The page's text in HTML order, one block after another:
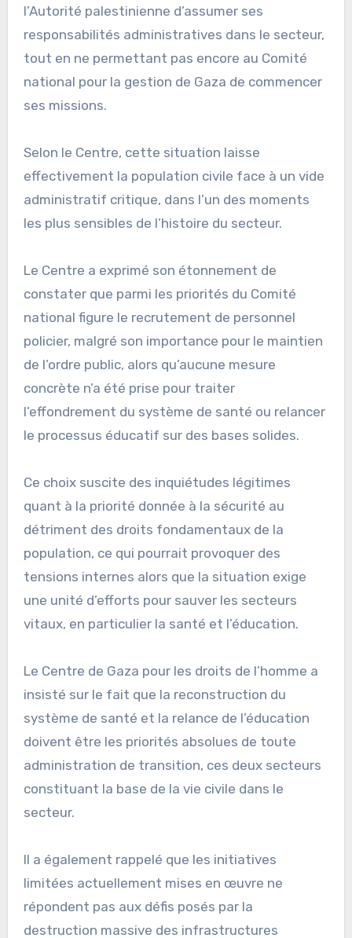
l’Autorité palestinienne d’assumer ses
responsabilités administratives dans le secteur,
tout en ne permettant pas encore au Comité
national pour la gestion de Gaza de commencer
ses missions.
Selon le Centre, cette situation laisse
effectivement la population civile face à un vide
administratif critique, dans l’un des moments
les plus sensibles de l’histoire du secteur.
Le Centre a exprimé son étonnement de
constater que parmi les priorités du Comité
national figure le recrutement de personnel
policier, malgré son importance pour le maintien
de l’ordre public, alors qu’aucune mesure
concrète n’a été prise pour traiter
l’effondrement du système de santé ou relancer
le processus éducatif sur des bases solides.
Ce choix suscite des inquiétudes légitimes
quant à la priorité donnée à la sécurité au
détriment des droits fondamentaux de la
population, ce qui pourrait provoquer des
tensions internes alors que la situation exige
une unité d’efforts pour sauver les secteurs
vitaux, en particulier la santé et l’éducation.
Le Centre de Gaza pour les droits de l’homme a
insisté sur le fait que la reconstruction du
système de santé et la relance de l’éducation
doivent être les priorités absolues de toute
administration de transition, ces deux secteurs
constituant la base de la vie civile dans le
secteur.
Il a également rappelé que les initiatives
limitées actuellement mises en œuvre ne
répondent pas aux défis posés par la
destruction massive des infrastructures